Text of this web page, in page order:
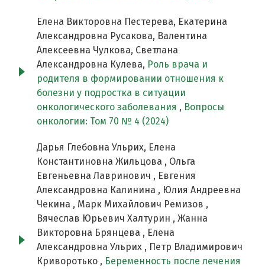
Елена Викторовна Пестерева, Екатерина
Александровна Русакова, Валентина
Алексеевна Чулкова, Светлана
Александровна Кулева, Роль врача и
родителя в формировании отношения к
болезни у подростка в ситуации
онкологического заболевания , Вопросы
онкологии: Том 70 № 4 (2024)
Дарья Глебовна Ульрих, Елена
Константиновна Жильцова , Ольга
Евгеньевна Лавринович , Евгения
Александровна Калинина , Юлия Андреевна
Чекина , Марк Михайлович Ремизов ,
Вячеслав Юрьевич Халтурин , Жанна
Викторовна Брянцева , Елена
Александровна Ульрих , Петр Владимирович
Криворотько , Беременность после лечения